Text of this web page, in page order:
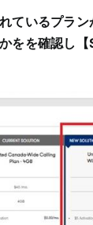
ているプラン
をを確認し